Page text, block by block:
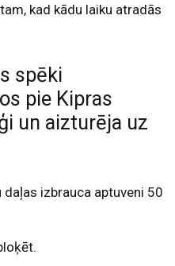
kad kādu laiku atradās
spēki
pie Kipras
un aizturēja uz
izbrauca aptuveni 50